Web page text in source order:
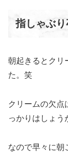
指しゃぶり
朝起きるとクリ
た。笑
クリームの欠点
っかりはしょう
なので早々に朝